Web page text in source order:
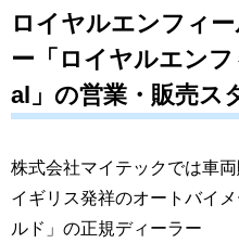
ロイヤルエンフィ
ー「ロイヤルエン
al」の営業・販売ス
株式会社マイテックでは車
イギリス発祥のオートバイ
ルド」の正規ディーラー